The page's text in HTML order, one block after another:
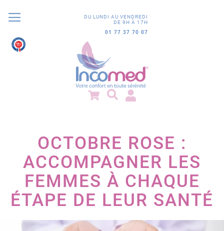
DU LUNDI AU VENDREDI
DE 9H À 17H
01 77 37 70 07
OCTOBRE ROSE :
ACCOMPAGNER LES
FEMMES À CHAQUE
ÉTAPE DE LEUR SANTÉ
9.8/10
852 avis